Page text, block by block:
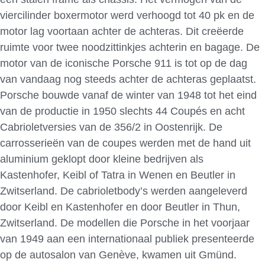
viercilinder boxermotor werd verhoogd tot 40 pk en de
motor lag voortaan achter de achteras. Dit creëerde
ruimte voor twee noodzittinkjes achterin en bagage. De
motor van de iconische Porsche 911 is tot op de dag
van vandaag nog steeds achter de achteras geplaatst.
Porsche bouwde vanaf de winter van 1948 tot het eind
van de productie in 1950 slechts 44 Coupés en acht
Cabrioletversies van de 356/2 in Oostenrijk. De
carrosserieën van de coupes werden met de hand uit
aluminium geklopt door kleine bedrijven als
Kastenhofer, Keibl of Tatra in Wenen en Beutler in
Zwitserland. De cabrioletbody’s werden aangeleverd
door Keibl en Kastenhofer en door Beutler in Thun,
Zwitserland. De modellen die Porsche in het voorjaar
van 1949 aan een internationaal publiek presenteerde
op de autosalon van Genève, kwamen uit Gmünd.